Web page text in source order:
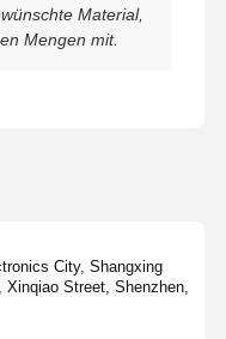
Material,
Mengen mit.
City, Shangxing
Street, Shenzhen,